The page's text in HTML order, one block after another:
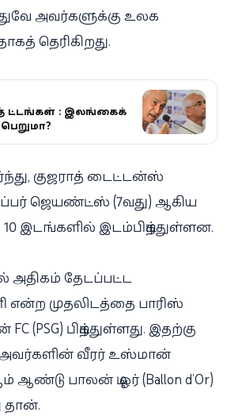
அவர்களுக்கு உலக
தெரிகிறது.
திட்டங்கள் : இலங்கைக்
பெறுமா?
குஜராத் டைட்டன்ஸ்
ஜெயண்ட்ஸ் (7வது) ஆகிய
இடங்களில் இடம்பிடித்துள்ளன.
அதிகம் தேடப்பட்ட
என்ற முதலிடத்தை பாரிஸ்
(PSG) பிடித்துள்ளது. இதற்கு
அவர்களின் வீரர் உஸ்மான்
பாலன் டி ஓர் (Ballon d’Or)
தான்.